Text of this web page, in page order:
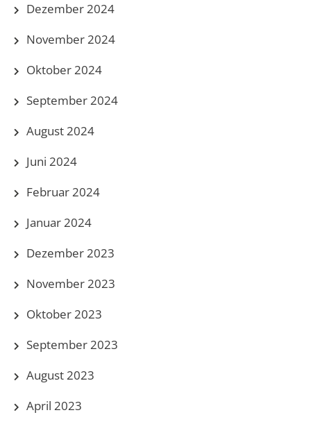
Dezember 2024
November 2024
Oktober 2024
September 2024
August 2024
Juni 2024
Februar 2024
Januar 2024
Dezember 2023
November 2023
Oktober 2023
September 2023
August 2023
April 2023